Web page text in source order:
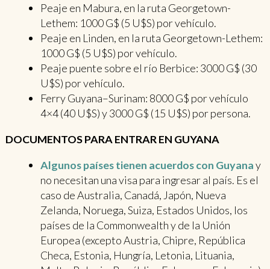
Peaje en Mabura, en la ruta Georgetown-
Lethem: 1000 G$ (5 U$S) por vehículo.
Peaje en Linden, en la ruta Georgetown-Lethem:
1000 G$ (5 U$S) por vehículo.
Peaje puente sobre el río Berbice: 3000 G$ (30
U$S) por vehículo.
Ferry Guyana–Surinam: 8000 G$ por vehículo
4×4 (40 U$S) y 3000 G$ (15 U$S) por persona.
DOCUMENTOS PARA ENTRAR EN GUYANA
Algunos países tienen acuerdos con Guyanay
no necesitan una visa para ingresar al país. Es el
caso de Australia, Canadá, Japón, Nueva
Zelanda, Noruega, Suiza, Estados Unidos, los
países de la Commonwealth y de la Unión
Europea (excepto Austria, Chipre, República
Checa, Estonia, Hungría, Letonia, Lituania,